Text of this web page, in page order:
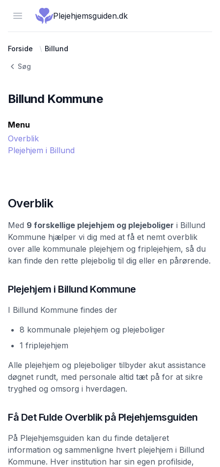
Open menuPlejehjemsguiden.dk
Forside Billund
Søg
Billund Kommune
Menu
Overblik
Plejehjem i Billund
Overblik
Med 9 forskellige plejehjem og plejeboliger i Billund
Kommune hjælper vi dig med at få et nemt overblik
over alle kommunale plejehjem og friplejehjem, så du
kan finde den rette plejebolig til dig eller en pårørende.
Plejehjem i Billund Kommune
I Billund Kommune findes der
8 kommunale plejehjem og plejeboliger
1 friplejehjem
Alle plejehjem og plejeboliger tilbyder akut assistance
døgnet rundt, med personale altid tæt på for at sikre
tryghed og omsorg i hverdagen.
Få Det Fulde Overblik på Plejehjemsguiden
På Plejehjemsguiden kan du finde detaljeret
information og sammenligne hvert plejehjem i Billund
Kommune. Hver institution har sin egen profilside,